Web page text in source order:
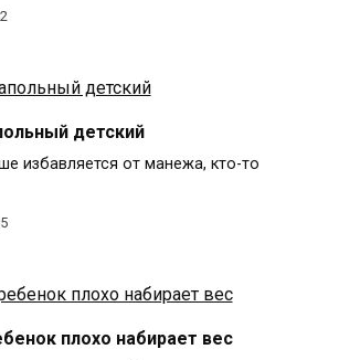
детский
избавляется от манежа, кто-то
плохо набирает вес